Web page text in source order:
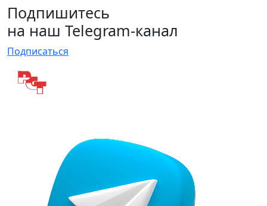
Подпишитесь
на наш Telegram-канал
Подписаться